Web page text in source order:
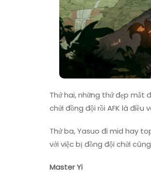
Thứ hai, những thứ đẹp mắt
chửi đồng đội rồi AFK là điều
Thứ ba, Yasuo đi mid hay
với việc bị đồng đội chửi
Master Yi